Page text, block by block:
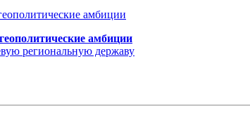
амбиции
региональную державу